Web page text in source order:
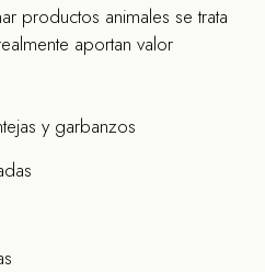
productos animales se trata
aportan valor
y garbanzos